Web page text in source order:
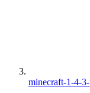
minecraft-1-4-